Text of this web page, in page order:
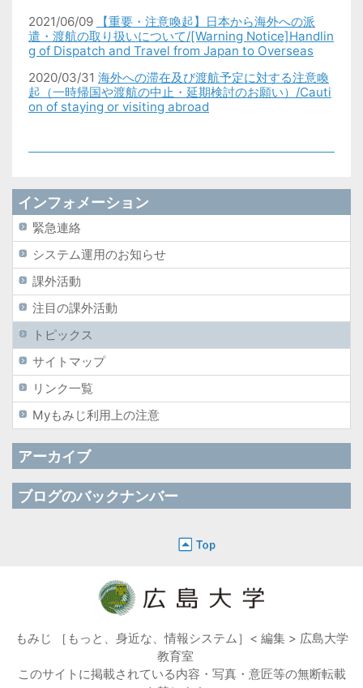
2021/06/09
【重要・注意喚起】日本から海外への派
遣・渡航の取り扱いについて/[Warning Notice]Handlin
g of Dispatch and Travel from Japan to Overseas
2020/03/31 海外への滞在及び渡航予定に対する注意喚
起（一時帰国や渡航の中止・延期検討のお願い）/Cauti
on of staying or visiting abroad
インフォメーション
緊急連絡
システム運用のお知らせ
課外活動
注目の課外活動
トピックス
サイトマップ
リンク一覧
Myもみじ利用上の注意
アーカイブ
ブログのバックナンバー
もみじ ［もっと、身近な、情報システム］< 編集 > 広島大学
教育室
このサイトに掲載されている内容・写真・意匠等の無断転載